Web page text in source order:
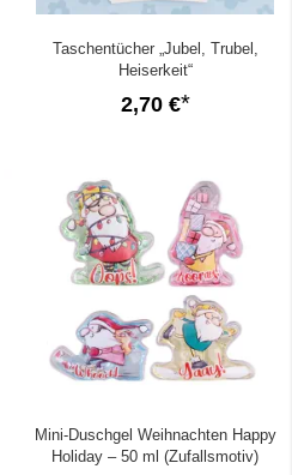
Taschentücher „Jubel, Trubel,
Heiserkeit“
2,70 €
Mini-Duschgel Weihnachten Happy
Holiday – 50 ml (Zufallsmotiv)